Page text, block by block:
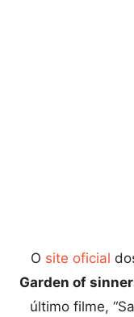
O site oficial
Garden of
último filme,